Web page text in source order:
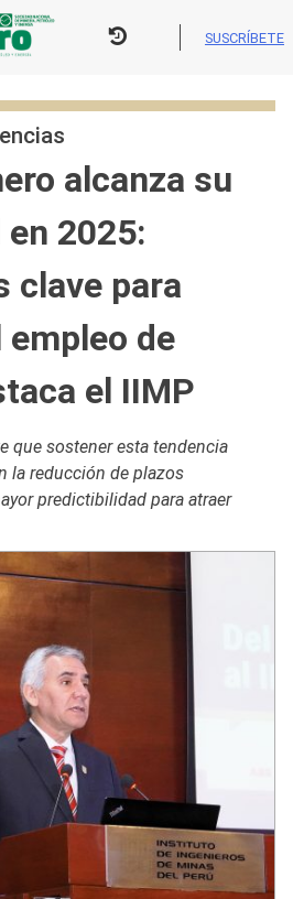
SUSCRÍBETE
alcanza su
2025:
clave para
de
el IIMP
que sostener esta tendencia
la reducción de plazos
predictibilidad para atraer